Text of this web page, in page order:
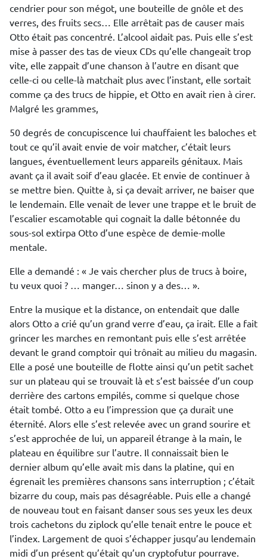
cendrier pour son mégot, une bouteille de gnôle et des
verres, des fruits secs… Elle arrêtait pas de causer mais
Otto était pas concentré. L’alcool aidait pas. Puis elle s’est
mise à passer des tas de vieux CDs qu’elle changeait trop
vite, elle zappait d’une chanson à l’autre en disant que
celle-ci ou celle-là matchait plus avec l’instant, elle sortait
comme ça des trucs de hippie, et Otto en avait rien à cirer.
Malgré les grammes,
50 degrés de concupiscence lui chauffaient les baloches et
tout ce qu’il avait envie de voir matcher, c’était leurs
langues, éventuellement leurs appareils génitaux. Mais
avant ça il avait soif d’eau glacée. Et envie de continuer à
se mettre bien. Quitte à, si ça devait arriver, ne baiser que
le lendemain. Elle venait de lever une trappe et le bruit de
l’escalier escamotable qui cognait la dalle bétonnée du
sous-sol extirpa Otto d’une espèce de demie-molle
mentale.
Elle a demandé : « Je vais chercher plus de trucs à boire,
tu veux quoi ? … manger… sinon y a des… ».
Entre la musique et la distance, on entendait que dalle
alors Otto a crié qu’un grand verre d’eau, ça irait. Elle a fait
grincer les marches en remontant puis elle s’est arrêtée
devant le grand comptoir qui trônait au milieu du magasin.
Elle a posé une bouteille de flotte ainsi qu’un petit sachet
sur un plateau qui se trouvait là et s’est baissée d’un coup
derrière des cartons empilés, comme si quelque chose
était tombé. Otto a eu l’impression que ça durait une
éternité. Alors elle s’est relevée avec un grand sourire et
s’est approchée de lui, un appareil étrange à la main, le
plateau en équilibre sur l’autre. Il connaissait bien le
dernier album qu’elle avait mis dans la platine, qui en
égrenait les premières chansons sans interruption ; c’était
bizarre du coup, mais pas désagréable. Puis elle a changé
de nouveau tout en faisant danser sous ses yeux les deux
trois cachetons du ziplock qu’elle tenait entre le pouce et
l’index. Largement de quoi s’échapper jusqu’au lendemain
midi d’un présent qu’était qu’un cryptofutur pourrave.